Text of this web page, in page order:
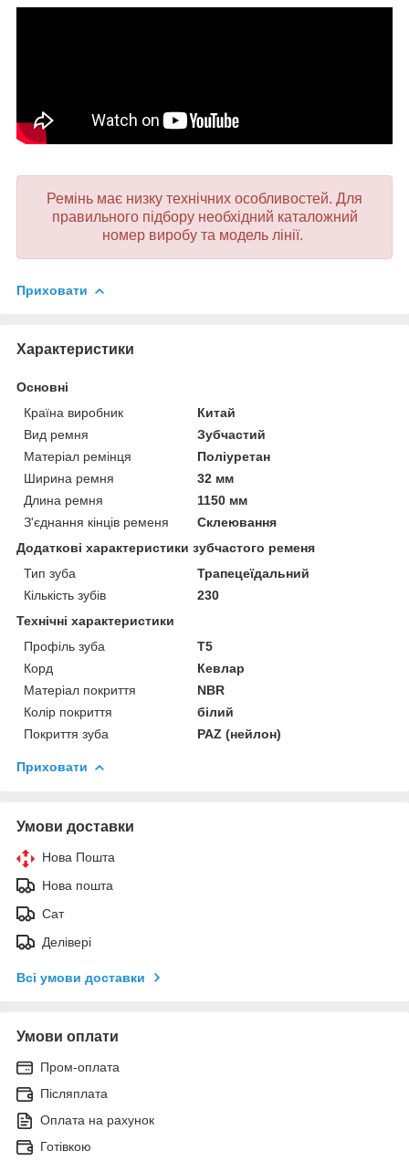
Ремінь має низку технічних особливостей. Для
правильного підбору необхідний каталожний
номер виробу та модель лінії.
Приховати
Характеристики
Основні
Країна виробник
Китай
Вид ремня
Зубчастий
Матеріал ремінця
Поліуретан
Ширина ремня
32 мм
Длина ремня
1150 мм
З'єднання кінців ременя
Склеювання
Додаткові характеристики зубчастого ременя
Тип зуба
Трапецеїдальний
Кількість зубів
230
Технічні характеристики
Профіль зуба
T5
Корд
Кевлар
Матеріал покриття
NBR
Колір покриття
білий
Покриття зуба
PAZ (нейлон)
Приховати
Умови доставки
Нова Пошта
Нова пошта
Сат
Делівері
Всі умови доставки
Умови оплати
Пром-оплата
Післяплата
Оплата на рахунок
Готівкою